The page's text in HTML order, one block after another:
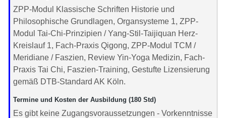
ZPP-Modul Klassische Schriften Historie und
Philosophische Grundlagen, Organsysteme 1, ZPP-
Modul Tai-Chi-Prinzipien / Yang-Stil-Taijiquan Herz-
Kreislauf 1, Fach-Praxis Qigong, ZPP-Modul TCM /
Meridiane / Faszien, Review Yin-Yoga Medizin, Fach-
Praxis Tai Chi, Faszien-Training, Gestufte Lizensierung
gemäß DTB-Standard AK Köln.
Termine und Kosten der Ausbildung (180 Std)
Es gibt keine Zugangsvoraussetzungen - Vorkenntnisse